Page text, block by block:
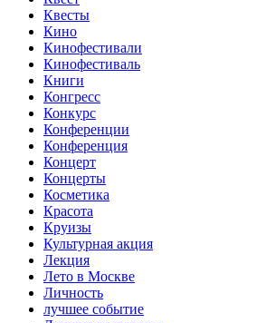
Квесты
Кино
Кинофестивали
Кинофестиваль
Книги
Конгресс
Конкурс
Конференции
Конференция
Концерт
Концерты
Косметика
Красота
Круизы
Культурная акция
Лекция
Лето в Москве
Личность
лучшее событие